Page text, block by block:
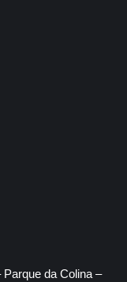
da Colina –